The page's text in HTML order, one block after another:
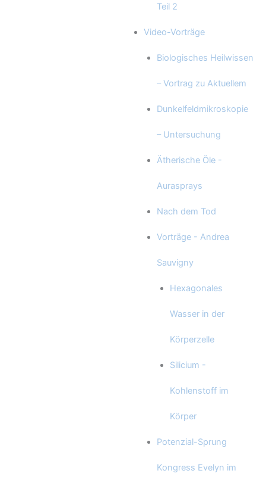
Teil 2
Video-Vorträge
Biologisches Heilwissen
– Vortrag zu Aktuellem
Dunkelfeldmikroskopie
– Untersuchung
Ätherische Öle -
Aurasprays
Nach dem Tod
Vorträge - Andrea
Sauvigny
Hexagonales
Wasser in der
Körperzelle
Silicium -
Kohlenstoff im
Körper
Potenzial-Sprung
Kongress Evelyn im